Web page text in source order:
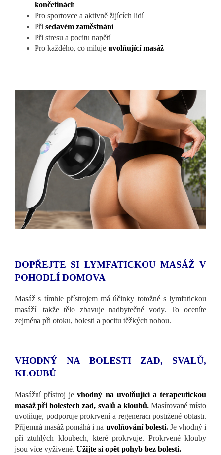
končetinách
Pro sportovce a aktivně žijících lidí
Při sedavém zaměstnání
Při stresu a pocitu napětí
Pro každého, co miluje uvolňující masáž
DOPŘEJTE SI LYMFATICKOU MASÁŽ V
POHODLÍ DOMOVA
Masáž s tímhle přístrojem má účinky totožné s lymfatickou
masáží, takže tělo zbavuje nadbytečné vody.To oceníte
zejména při otoku, bolesti a pocitu těžkých nohou.
VHODNÝ NA BOLESTI ZAD, SVALŮ,
KLOUBŮ
Masážní přístroj je vhodný na uvolňující a terapeutickou
masáž při bolestech zad, svalů a kloubů.Masírované místo
uvolňuje, podporuje prokrvení a regeneraci postižené oblasti.
Příjemná masáž pomáhá i na uvolňování bolesti.Je vhodný i
při ztuhlých kloubech, které prokrvuje. Prokrvené klouby
jsou více vyživené. Užijte si opět pohyb bez bolesti.